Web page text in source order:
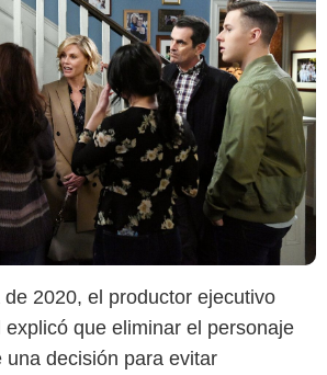
2020, el productor ejecutivo
que eliminar el personaje
una decisión para evitar